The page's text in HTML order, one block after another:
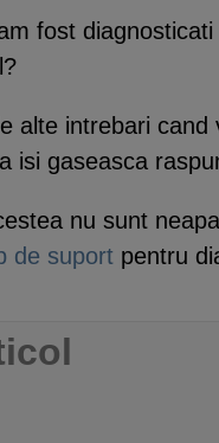
fost diagnosticati
alte intrebari
isi gaseasca
nu sunt
de suport pentru